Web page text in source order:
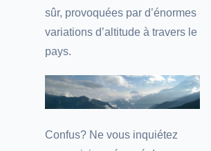
sûr, provoquées par d’énormes
variations d’altitude à travers le
pays.
Confus? Ne vous inquiétez